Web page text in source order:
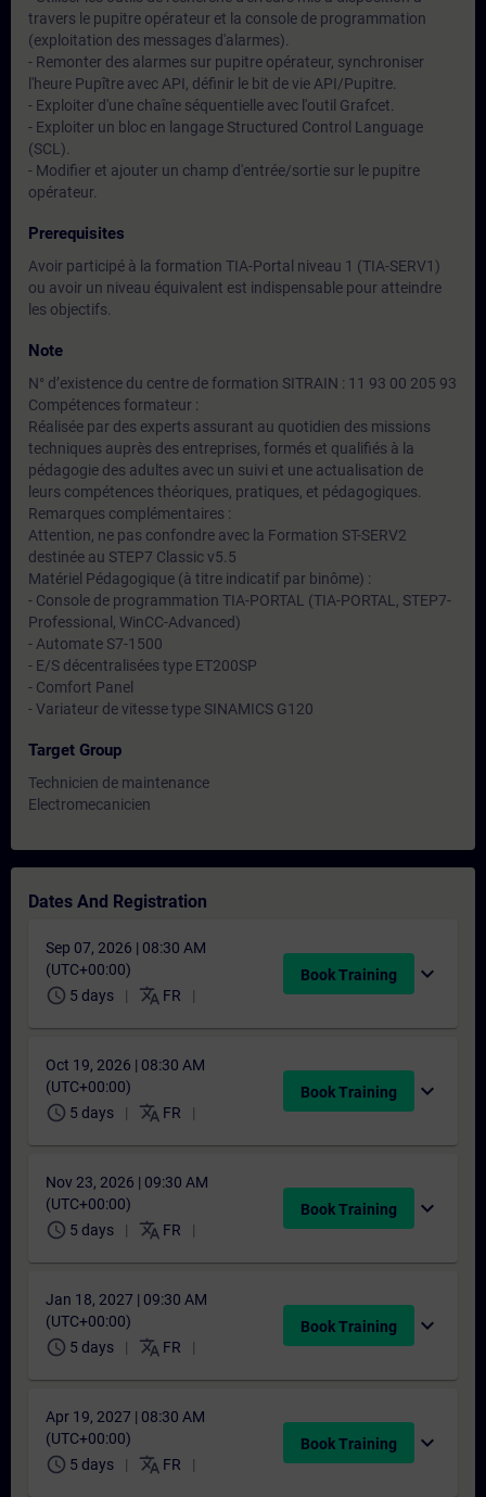
travers le pupitre opérateur et la console de programmation
(exploitation des messages d'alarmes).
- Remonter des alarmes sur pupitre opérateur, synchroniser
l'heure Pupître avec API, définir le bit de vie API/Pupitre.
- Exploiter d'une chaîne séquentielle avec l'outil Grafcet.
- Exploiter un bloc en langage Structured Control Language
(SCL).
- Modifier et ajouter un champ d'entrée/sortie sur le pupitre
opérateur.
Prerequisites
Avoir participé à la formation TIA-Portal niveau 1 (TIA-SERV1)
ou avoir un niveau équivalent est indispensable pour atteindre
les objectifs.
Note
N° d’existence du centre de formation SITRAIN : 11 93 00 205 93
Compétences formateur :
Réalisée par des experts assurant au quotidien des missions
techniques auprès des entreprises, formés et qualifiés à la
pédagogie des adultes avec un suivi et une actualisation de
leurs compétences théoriques, pratiques, et pédagogiques.
Remarques complémentaires :
Attention, ne pas confondre avec la Formation ST-SERV2
destinée au STEP7 Classic v5.5
Matériel Pédagogique (à titre indicatif par binôme) :
- Console de programmation TIA-PORTAL (TIA-PORTAL, STEP7-
Professional, WinCC-Advanced)
- Automate S7-1500
- E/S décentralisées type ET200SP
- Comfort Panel
- Variateur de vitesse type SINAMICS G120
Target Group
Technicien de maintenance
Electromecanicien
Dates And Registration
Sep 07, 2026 | 08:30 AM
(UTC+00:00)
schedule 5 days translate FR
Book Training expand_more
Oct 19, 2026 | 08:30 AM
(UTC+00:00)
schedule 5 days translate FR
Book Training expand_more
Nov 23, 2026 | 09:30 AM
(UTC+00:00)
schedule 5 days translate FR
Book Training expand_more
Jan 18, 2027 | 09:30 AM
(UTC+00:00)
schedule 5 days translate FR
Book Training expand_more
Apr 19, 2027 | 08:30 AM
(UTC+00:00)
schedule 5 days translate FR
Book Training expand_more